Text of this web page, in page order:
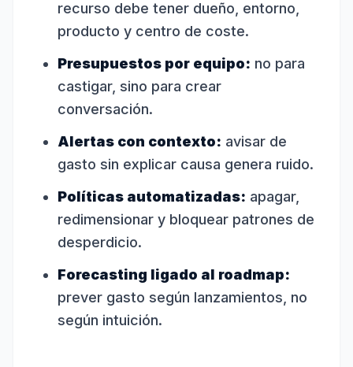
recurso debe tener dueño, entorno,
producto y centro de coste.
Presupuestos por equipo: no para
castigar, sino para crear
conversación.
Alertas con contexto: avisar de
gasto sin explicar causa genera ruido.
Políticas automatizadas: apagar,
redimensionar y bloquear patrones de
desperdicio.
Forecasting ligado al roadmap:
prever gasto según lanzamientos, no
según intuición.